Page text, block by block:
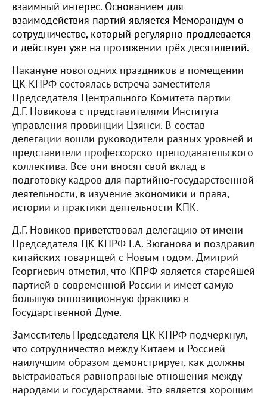
взаимный интерес. Основанием для
взаимодействия партий является Меморандум о
сотрудничестве, который регулярно продлевается
и действует уже на протяжении трёх десятилетий.
Накануне новогодних праздников в помещении
ЦК КПРФ состоялась встреча заместителя
Председателя Центрального Комитета партии
Д.Г. Новикова с представителями Института
управления провинции Цзянси. В состав
делегации вошли руководители разных уровней и
представители профессорско-преподавательского
коллектива. Все они вносят свой вклад в
подготовку кадров для партийно-государственной
деятельности, в изучение экономики и права,
истории и практики деятельности КПК.
Д.Г. Новиков приветствовал делегацию от имени
Председателя ЦК КПРФ Г.А. Зюганова и поздравил
китайских товарищей с Новым годом. Дмитрий
Георгиевич отметил, что КПРФ является старейшей
партией в современной России и имеет самую
большую оппозиционную фракцию в
Государственной Думе.
Заместитель Председателя ЦК КПРФ подчеркнул,
что сотрудничество между Китаем и Россией
наилучшим образом демонстрирует, как должны
выстраиваться равноправные отношения между
народами и государствами. Это является хорошим